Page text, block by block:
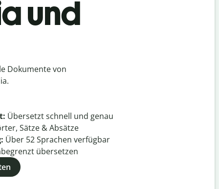
und
Dokumente von
Übersetzt schnell und genau
Sätze & Absätze
Über 52Sprachen verfügbar
übersetzen